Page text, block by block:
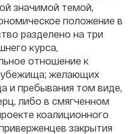
значимой темой,
положение в
разделено на три
курса,
отношение к
убежища; желающих
и пребывания том виде,
либо в смягченном
коалиционного
закрытия